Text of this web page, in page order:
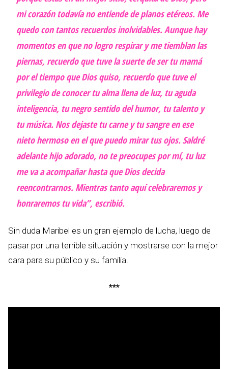
mi corazón todavía no entiende de planos etéreos. Me
quedo con tantos recuerdos inolvidables. Aunque hay
momentos en que no logro respirar y me tiemblan las
piernas, recuerdo que tuve la suerte de ser tu mamá
por el tiempo que Dios quiso, recuerdo que tuve el
privilegio de conocer tu alma llena de luz, tu aguda
inteligencia, tu negro sentido del humor, tu talento y
tu música. Nos dejaste tu carne y tu sangre en ese
nieto hermoso en el que puedo mirar tus ojos. Saldré
adelante hijo adorado, no te preocupes por mí, tu luz
me va a acompañar hasta que Dios decida
reencontrarnos. Mientras tanto aquí celebraremos y
honraremos tu vida”, escribió.
Sin duda Maribel es un gran ejemplo de lucha, luego de
pasar por una terrible situación y mostrarse con la mejor
cara para su público y su familia.
***